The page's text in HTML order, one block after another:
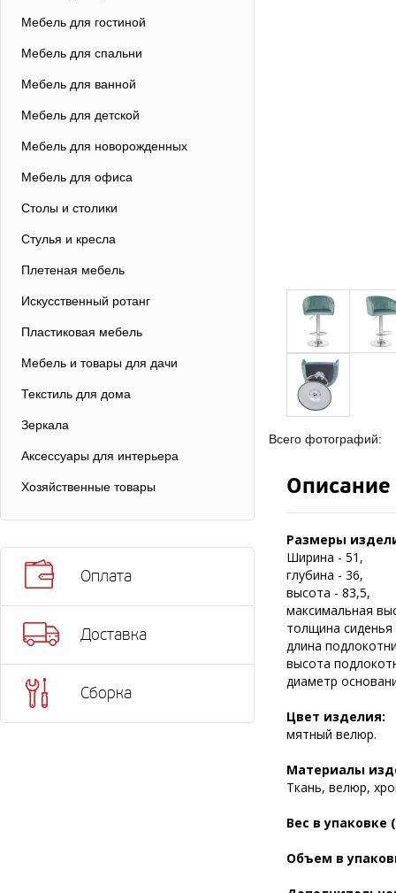
Мебель для гостиной
Мебель для спальни
Мебель для ванной
Мебель для детской
Мебель для новорожденных
Мебель для офиса
Столы и столики
Стулья и кресла
Плетеная мебель
Искусственный ротанг
Пластиковая мебель
Мебель и товары для дачи
Текстиль для дома
Зеркала
Аксессуары для интерьера
Хозяйственные товары
Оплата
Доставка
Сборка
Всего фотографий:
Описание
Размеры
Ширина - 51,
глубина - 36,
высота - 83,5,
максимальная
толщина сиденья
длина
высота
диаметр
Цвет изделия:
мятный велюр.
Материалы
Ткань, велюр,
Вес в упаковке
Объем в